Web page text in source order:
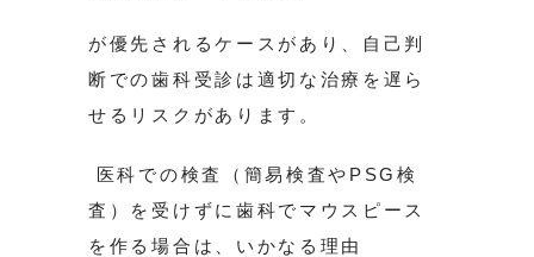
が優先されるケースがあり、自己判
断での歯科受診は適切な治療を遅ら
せるリスクがあります。
医科での検査（簡易検査やPSG検
査）を受けずに歯科でマウスピース
を作る場合は、いかなる理由